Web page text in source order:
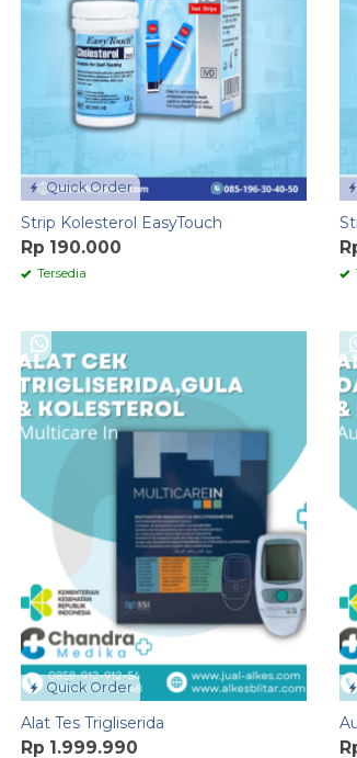
Quick Order
Strip Kolesterol EasyTouch
Rp 190.000
Tersedia
Quick Order
Alat Tes Trigliserida
Rp 1.999.990